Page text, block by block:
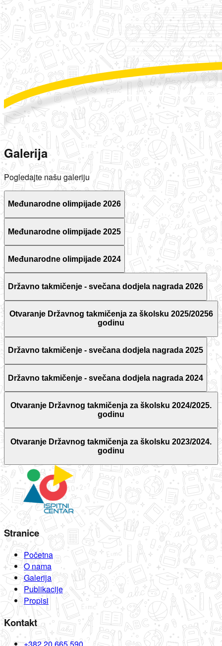
Galerija
Pogledajte našu galeriju
Međunarodne olimpijade 2026
Međunarodne olimpijade 2025
Međunarodne olimpijade 2024
Državno takmičenje - svečana dodjela nagrada 2026
Otvaranje Državnog takmičenja za školsku 2025/20256
godinu
Državno takmičenje - svečana dodjela nagrada 2025
Državno takmičenje - svečana dodjela nagrada 2024
Otvaranje Državnog takmičenja za školsku 2024/2025.
godinu
Otvaranje Državnog takmičenja za školsku 2023/2024.
godinu
Stranice
Početna
O nama
Galerija
Publikacije
Propisi
Kontakt